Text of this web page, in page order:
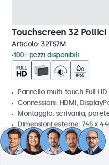
Touchscreen 32
Articolo: 32TS7M
100+ pezzi disponibili
Pannello multi-touch Full HD
Connessioni: HDMI,
Montaggio: scrivania,
Dimensioni esterne: 745 x
€ 699,00
€ 852,78 IVA incl.